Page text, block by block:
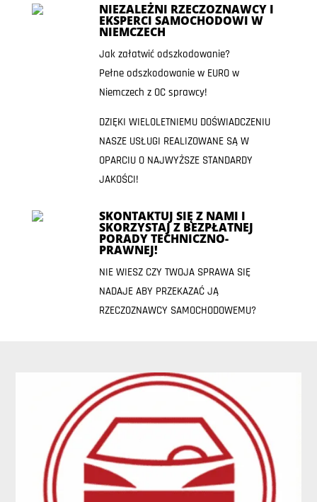
NIEZALEŻNI RZECZOZNAWCY I
EKSPERCI SAMOCHODOWI W
NIEMCZECH
Jak załatwić odszkodowanie?
Pełne odszkodowanie w EURO w
Niemczech z OC sprawcy!
DZIĘKI WIELOLETNIEMU DOŚWIADCZENIU
NASZE USŁUGI REALIZOWANE SĄ W
OPARCIU O NAJWYŻSZE STANDARDY
JAKOŚCI!
SKONTAKTUJ SIĘ Z NAMI I
SKORZYSTAJ Z BEZPŁATNEJ
PORADY TECHNICZNO-
PRAWNEJ!
NIE WIESZ CZY TWOJA SPRAWA SIĘ
NADAJE ABY PRZEKAZAĆ JĄ
RZECZOZNAWCY SAMOCHODOWEMU?